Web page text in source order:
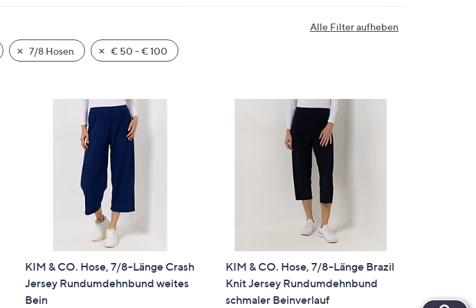
Alle Filter aufheben
7/8 Hosen € 50 - € 100
KIM & CO. Hose, 7/8-Länge Crash
Jersey Rundumdehnbund weites
Bein
KIM & CO. Hose, 7/8-Länge Brazil
Knit Jersey Rundumdehnbund
schmaler Beinverlauf